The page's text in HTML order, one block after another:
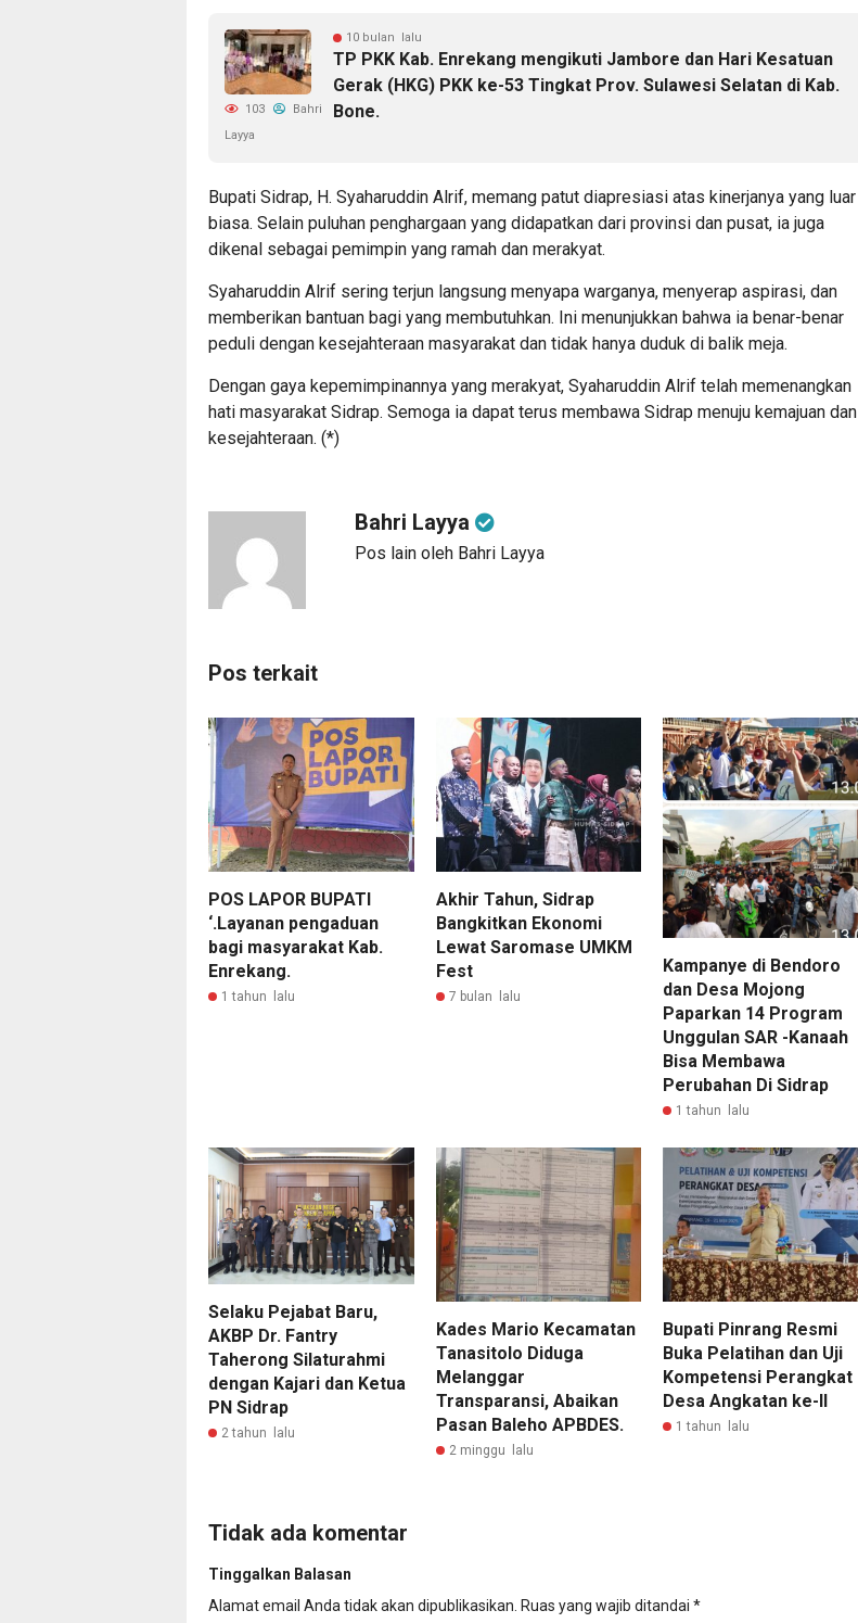
10 bulan lalu
TP PKK Kab. Enrekang mengikuti Jambore dan Hari Kesatuan
Gerak (HKG) PKK ke-53 Tingkat Prov. Sulawesi Selatan di Kab.
Bone.
103
Bahri
Layya
Bupati Sidrap, H. Syaharuddin Alrif, memang patut diapresiasi atas kinerjanya yang luar
biasa. Selain puluhan penghargaan yang didapatkan dari provinsi dan pusat, ia juga
dikenal sebagai pemimpin yang ramah dan merakyat.
Syaharuddin Alrif sering terjun langsung menyapa warganya, menyerap aspirasi, dan
memberikan bantuan bagi yang membutuhkan. Ini menunjukkan bahwa ia benar-benar
peduli dengan kesejahteraan masyarakat dan tidak hanya duduk di balik meja.
Dengan gaya kepemimpinannya yang merakyat, Syaharuddin Alrif telah memenangkan
hati masyarakat Sidrap. Semoga ia dapat terus membawa Sidrap menuju kemajuan dan
kesejahteraan. (*)
Bahri Layya
Pos lain oleh Bahri Layya
Pos terkait
POS LAPOR BUPATI
‘.Layanan pengaduan
bagi masyarakat Kab.
Enrekang.
1 tahun lalu
Akhir Tahun, Sidrap
Bangkitkan Ekonomi
Lewat Saromase UMKM
Fest
7 bulan lalu
Kampanye di Bendoro
dan Desa Mojong
Paparkan 14 Program
Unggulan SAR -Kanaah
Bisa Membawa
Perubahan Di Sidrap
1 tahun lalu
Selaku Pejabat Baru,
AKBP Dr. Fantry
Taherong Silaturahmi
dengan Kajari dan Ketua
PN Sidrap
2 tahun lalu
Kades Mario Kecamatan
Tanasitolo Diduga
Melanggar
Transparansi, Abaikan
Pasan Baleho APBDES.
2 minggu lalu
Bupati Pinrang Resmi
Buka Pelatihan dan Uji
Kompetensi Perangkat
Desa Angkatan ke-II
1 tahun lalu
Tidak ada komentar
Tinggalkan Balasan
Alamat email Anda tidak akan dipublikasikan. Ruas yang wajib ditandai *